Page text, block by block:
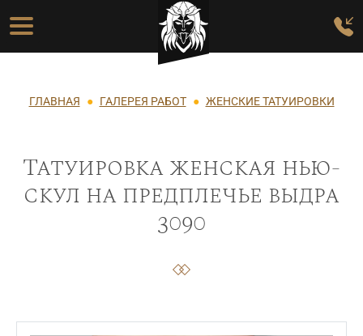
Перейти к основному содержанию
Основная навигация
Строка навигации
ГЛАВНАЯ ГАЛЕРЕЯ РАБОТ ЖЕНСКИЕ ТАТУИРОВКИ
Татуировка женская нью-
скул на предплечье выдра
3090